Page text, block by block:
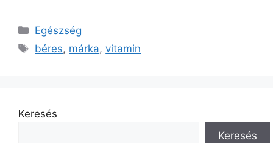
Kategória
Egészség
Címkék
béres, márka,vitamin
Keresés
Keresés